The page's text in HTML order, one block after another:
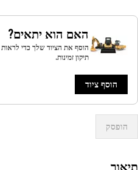
האם הוא יתאים?
הוסף את הציוד שלך כדי לראות
תיקון זמינות.
הוסף ציוד
הופסק